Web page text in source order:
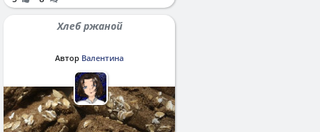
Хлеб ржаной
Автор Валентина